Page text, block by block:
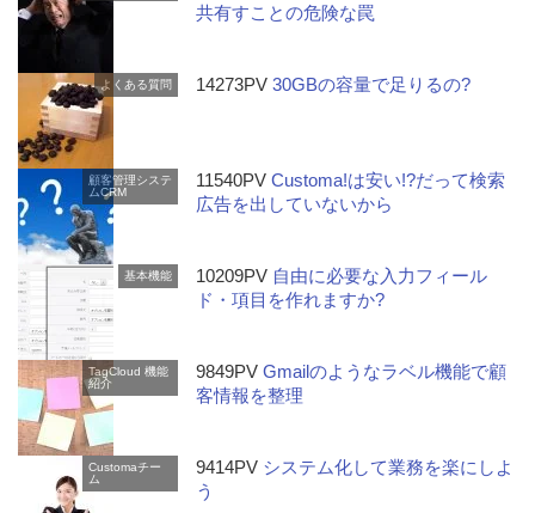
共有すことの危険な罠
よくある質問 14273PV30GBの容量で足りるの?
顧客管理システ
ムCRM
11540PVCustoma!は安い!?だって検索
広告を出していないから
基本機能 10209PV 自由に必要な入力フィール
ド・項目を作れますか?
TagCloud 機能
紹介
9849PVGmailのようなラベル機能で顧
客情報を整理
Customaチー
ム
9414PV システム化して業務を楽にしよ
う